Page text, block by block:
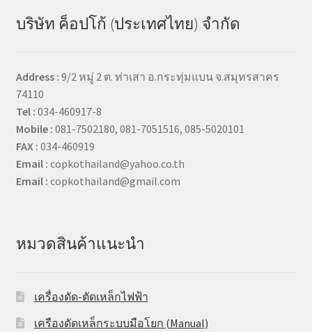
บริษัท ค็อปโก้ (ประเทศไทย) จำกัด
Address : 9/2 หมู่ 2 ต. ท่าเสา อ.กระทุ่มแบน จ.สมุทรสาคร
74110
Tel : 034-460917-8
Mobile : 081-7502180, 081-7051516, 085-5020101
FAX : 034-460919
Email : copkothailand@yahoo.co.th
Email : copkothailand@gmail.com
หมวดสินค้าแนะนำ
เครื่องดัด-ตัดเหล็กไฟฟ้า
เครืองดัดเหล็กระบบมือโยก (Manual)